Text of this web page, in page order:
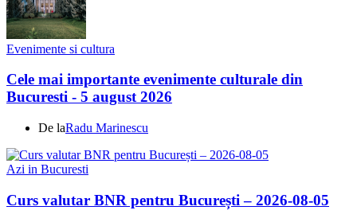
Evenimente si cultura
Cele mai importante evenimente culturale din
Bucuresti - 5 august 2026
De laRadu Marinescu
Azi in Bucuresti
Curs valutar BNR pentru București – 2026-08-05